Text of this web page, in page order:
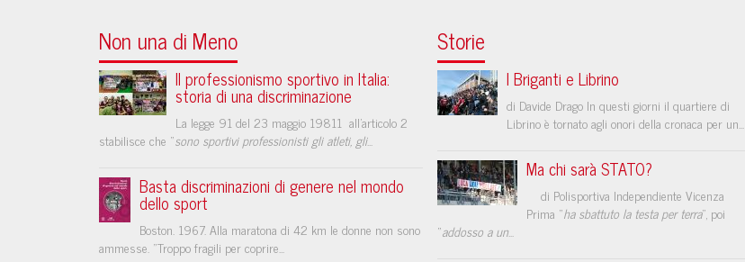
Non una di Meno
Il professionismo sportivo in Italia:
storia di una discriminazione
La legge 91 del 23 maggio 19811 all’articolo 2
stabilisce che “sono sportivi professionisti gli atleti, gli...
Basta discriminazioni di genere nel mondo
dello sport
Boston. 1967. Alla maratona di 42 km le donne non sono
ammesse. "Troppo fragili per coprire...
Storie
I Briganti e Librino
di Davide Drago In questi giorni il quartiere di
Librino è tornato agli onori della cronaca per un...
Ma chi sarà STATO?
di Polisportiva Independiente Vicenza
Prima “ha sbattuto la testa per terra”, poi
“addosso a un...